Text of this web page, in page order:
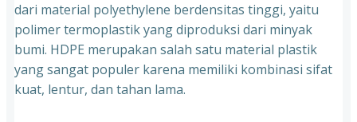
dari material polyethylene berdensitas tinggi, yaitu
polimer termoplastik yang diproduksi dari minyak
bumi. HDPE merupakan salah satu material plastik
yang sangat populer karena memiliki kombinasi sifat
kuat, lentur, dan tahan lama.